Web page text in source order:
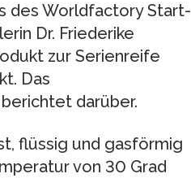
des Worldfactory Start-
Dr. Friederike
zur Serienreife
Das
darüber.
flüssig und gasförmig
von 30 Grad